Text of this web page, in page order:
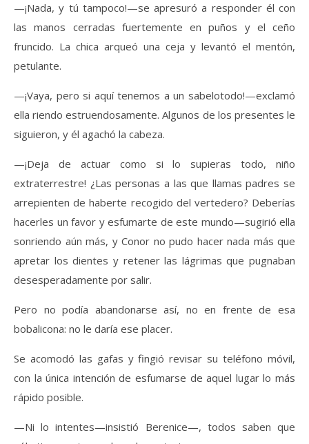
—¡Nada, y tú tampoco!—se apresuró a responder él con
las manos cerradas fuertemente en puños y el ceño
fruncido. La chica arqueó una ceja y levantó el mentón,
petulante.
—¡Vaya, pero si aquí tenemos a un sabelotodo!—exclamó
ella riendo estruendosamente. Algunos de los presentes le
siguieron, y él agachó la cabeza.
—¡Deja de actuar como si lo supieras todo, niño
extraterrestre! ¿Las personas a las que llamas padres se
arrepienten de haberte recogido del vertedero? Deberías
hacerles un favor y esfumarte de este mundo—sugirió ella
sonriendo aún más, y Conor no pudo hacer nada más que
apretar los dientes y retener las lágrimas que pugnaban
desesperadamente por salir.
Pero no podía abandonarse así, no en frente de esa
bobalicona: no le daría ese placer.
Se acomodó las gafas y fingió revisar su teléfono móvil,
con la única intención de esfumarse de aquel lugar lo más
rápido posible.
—Ni lo intentes—insistió Berenice—, todos saben que